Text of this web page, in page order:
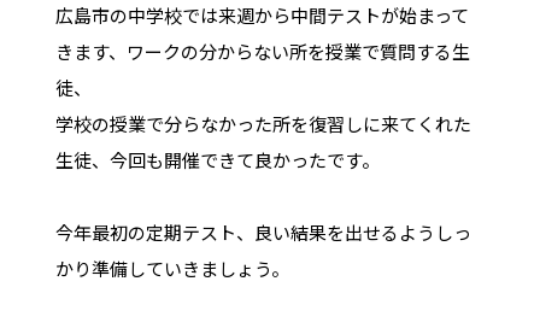
広島市の中学校では来週から中間テストが始まって
きます、ワークの分からない所を授業で質問する生
徒、
学校の授業で分らなかった所を復習しに来てくれた
生徒、今回も開催できて良かったです。
今年最初の定期テスト、良い結果を出せるようしっ
かり準備していきましょう。